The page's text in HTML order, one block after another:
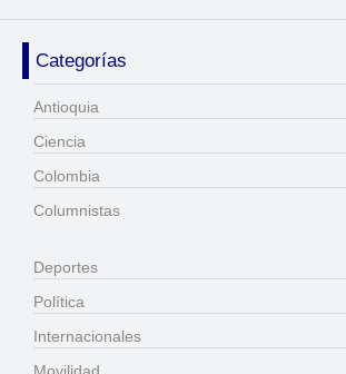
Categorías
Antioquia
Ciencia
Colombia
Columnistas
Deportes
Política
Internacionales